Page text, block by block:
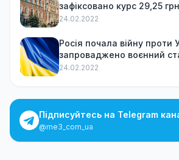
зафіксовано курс 29,25
обмежив зняття готівки
24.02.2022
Росія почала війну проти
запроваджено воєнний
24.02.2022
Підписуйтесь на Telegram
@me3_com_ua